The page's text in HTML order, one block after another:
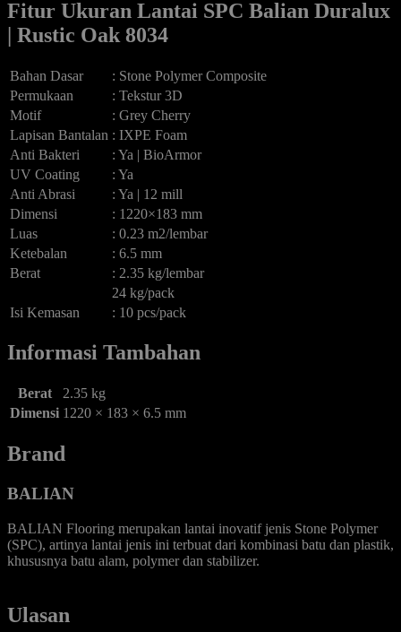
Fitur Ukuran Lantai SPC Balian Duralux
| Rustic Oak 8034
Bahan Dasar
: Stone Polymer Composite
Permukaan
: Tekstur 3D
Motif
: Grey Cherry
Lapisan Bantalan : IXPE Foam
Anti Bakteri
: Ya | BioArmor
UV Coating
: Ya
Anti Abrasi
: Ya | 12 mill
Dimensi
: 1220×183 mm
Luas
: 0.23 m2/lembar
Ketebalan
: 6.5 mm
Berat
: 2.35 kg/lembar
24 kg/pack
Isi Kemasan
: 10 pcs/pack
Informasi Tambahan
Berat
2.35 kg
Dimensi 1220 × 183 × 6.5 mm
Brand
BALIAN
BALIAN Flooring merupakan lantai inovatif jenis Stone Polymer
(SPC), artinya lantai jenis ini terbuat dari kombinasi batu dan plastik,
khususnya batu alam, polymer dan stabilizer.
Ulasan